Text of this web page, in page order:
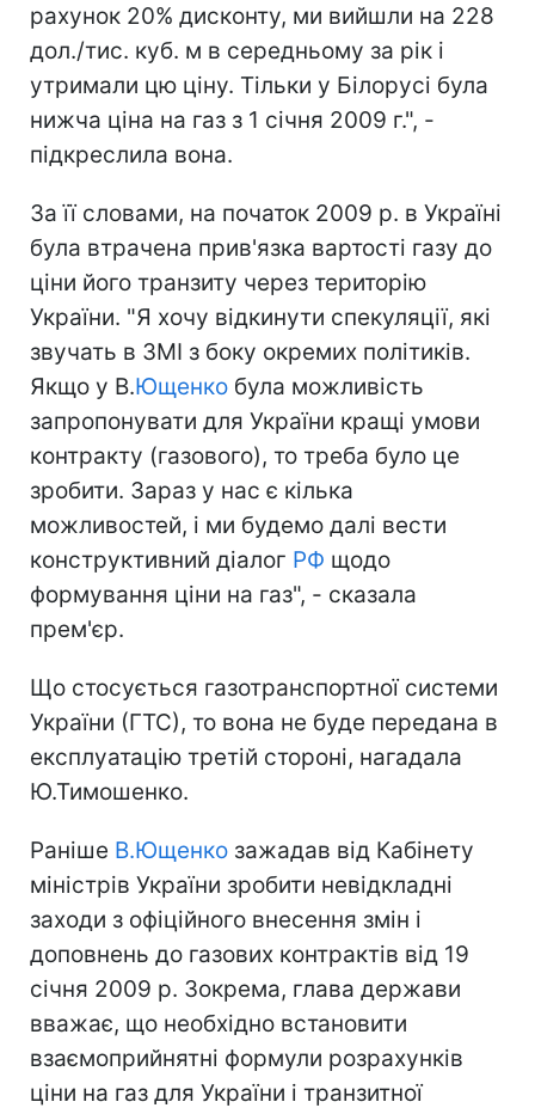
рахунок 20% дисконту, ми вийшли на 228
дол./тис. куб. м в середньому за рік і
утримали цю ціну. Тільки у Білорусі була
нижча ціна на газ з 1 січня 2009 г.", -
підкреслила вона.
За її словами, на початок 2009 р. в Україні
була втрачена прив'язка вартості газу до
ціни його транзиту через територію
України. "Я хочу відкинути спекуляції, які
звучать в ЗМІ з боку окремих політиків.
Якщо у В.Ющенко була можливість
запропонувати для України кращі умови
контракту (газового), то треба було це
зробити. Зараз у нас є кілька
можливостей, і ми будемо далі вести
конструктивний діалог РФ щодо
формування ціни на газ", - сказала
прем'єр.
Що стосується газотранспортної системи
України (ГТС), то вона не буде передана в
експлуатацію третій стороні, нагадала
Ю.Тимошенко.
Раніше В.Ющенко зажадав від Кабінету
міністрів України зробити невідкладні
заходи з офіційного внесення змін і
доповнень до газових контрактів від 19
січня 2009 р. Зокрема, глава держави
вважає, що необхідно встановити
взаємоприйнятні формули розрахунків
ціни на газ для України і транзитної